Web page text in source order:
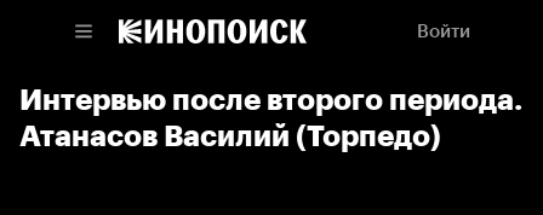
Войти
Интервью после второго периода.
Атанасов Василий (Торпедо)